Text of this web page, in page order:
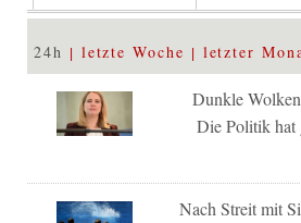
24h letzte Woche letzter
Dunkle
Die Politik hat
Nach Streit mit